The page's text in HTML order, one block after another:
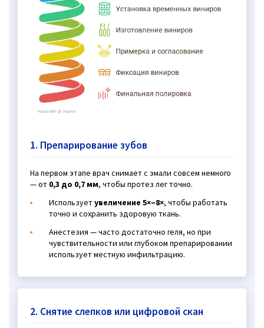
1. Препарирование зубов
На первом этапе врач снимает с эмали совсем немного
— от 0,3 до 0,7 мм, чтобы протез лег точно.
Используетувеличение 5×–8×, чтобы работать
точно и сохранить здоровую ткань.
Анестезия — часто достаточно геля, но при
чувствительности или глубоком препарировании
использует местную инфильтрацию.
2. Снятие слепков или цифровой скан